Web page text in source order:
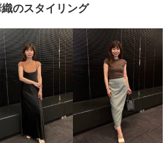
のスタイリング